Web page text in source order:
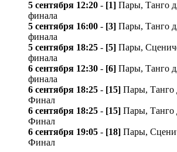
5 сентября 12:20 - [1] Пары, Танго
финала
5 сентября 16:00 - [3] Пары, Танго
финала
5 сентября 18:25 - [5] Пары,
финала
6 сентября 12:30 - [6] Пары, Танго
финала
6 сентября 18:25 - [15] Пары, Танго
Финал
6 сентября 18:25 - [15] Пары, Танго
Финал
6 сентября 19:05 - [18] Пары,
Финал